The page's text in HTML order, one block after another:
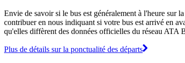
Envie de savoir si le bus est généralement à l'heure sur
contribuer en nous indiquant si votre bus est arrivé en
qu'elles diffèrent des données officielles du réseau ATA
Plus de détails sur la ponctualité des départs